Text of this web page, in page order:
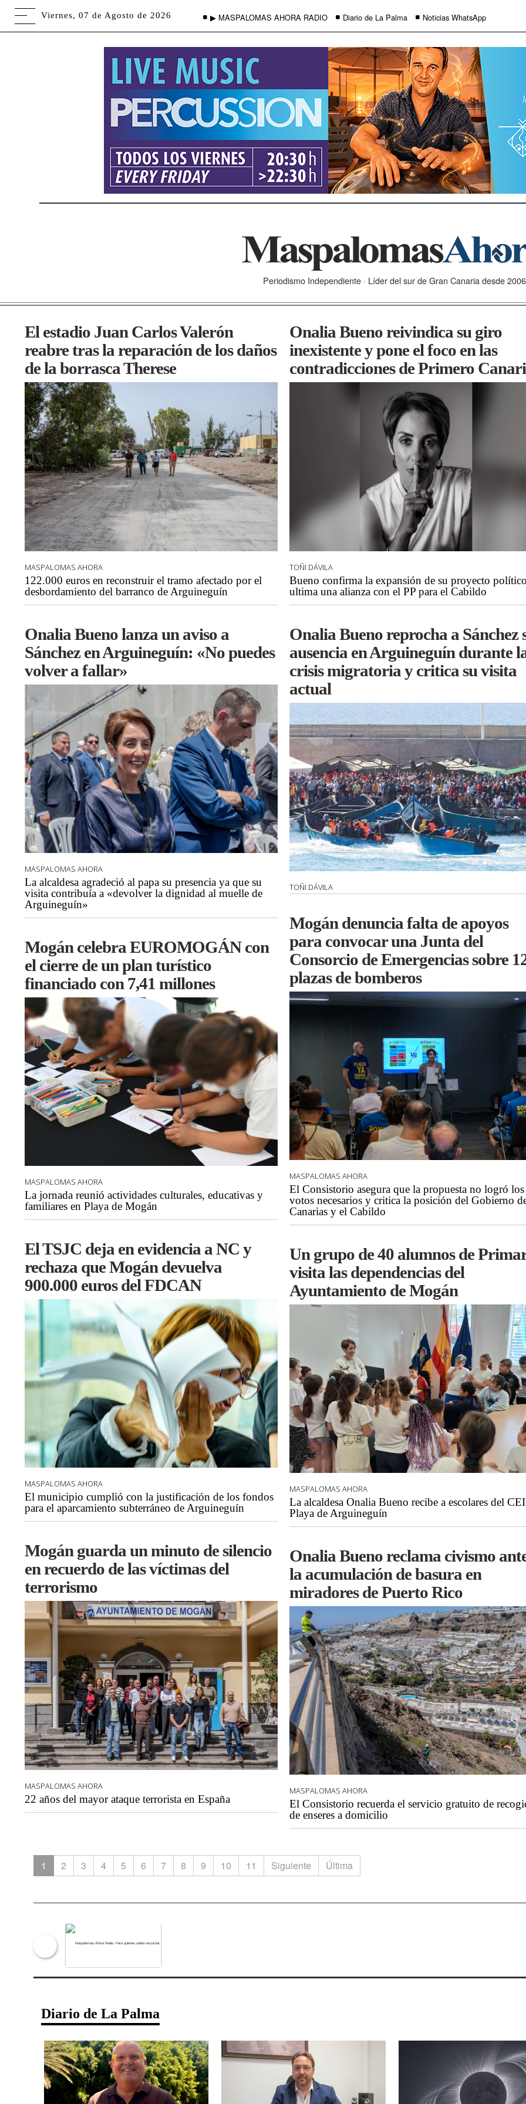
Viernes, 07 de Agosto de 2026 ▶ MASPALOMAS AHORA RADIO Diario de La Palma Noticias WhatsApp
Periodismo Independiente · Líder del sur de Gran Canaria desde 2006
El estadio Juan Carlos Valerón
reabre tras la reparación de los daños
de la borrasca Therese
MASPALOMAS AHORA
122.000 euros en reconstruir el tramo afectado por el
desbordamiento del barranco de Arguineguín
Onalia Bueno lanza un aviso a
Sánchez en Arguineguín: «No puedes
volver a fallar»
MASPALOMAS AHORA
La alcaldesa agradeció al papa su presencia ya que su
visita contribuía a «devolver la dignidad al muelle de
Arguineguín»
Mogán celebra EUROMOGÁN con
el cierre de un plan turístico
financiado con 7,41 millones
MASPALOMAS AHORA
La jornada reunió actividades culturales, educativas y
familiares en Playa de Mogán
El TSJC deja en evidencia a NC y
rechaza que Mogán devuelva
900.000 euros del FDCAN
MASPALOMAS AHORA
El municipio cumplió con la justificación de los fondos
para el aparcamiento subterráneo de Arguineguín
Mogán guarda un minuto de silencio
en recuerdo de las víctimas del
terrorismo
MASPALOMAS AHORA
22 años del mayor ataque terrorista en España
Onalia Bueno reivindica su giro
inexistente y pone el foco en las
contradicciones de Primero
TOÑI DÁVILA
Bueno confirma la expansión de su proyecto
ultima una alianza con el PP para el Cabildo
Onalia Bueno reprocha a Sánchez
ausencia en Arguineguín durante
crisis migratoria y critica su visita
actual
TOÑI DÁVILA
Mogán denuncia falta de apoyos
para convocar una Junta del
Consorcio de Emergencias sobre
plazas de bomberos
MASPALOMAS AHORA
El Consistorio asegura que la propuesta no logró los
votos necesarios y critica la posición del Gobierno
Canarias y el Cabildo
Un grupo de 40 alumnos de
visita las dependencias del
Ayuntamiento de Mogán
MASPALOMAS AHORA
La alcaldesa Onalia Bueno recibe a escolares del
Playa de Arguineguín
Onalia Bueno reclama civismo
la acumulación de basura en
miradores de Puerto Rico
MASPALOMAS AHORA
El Consistorio recuerda el servicio gratuito de
de enseres a domicilio
1 2 3 4 5 6 7 8 9 10 11 Siguiente Última
Diario de La Palma